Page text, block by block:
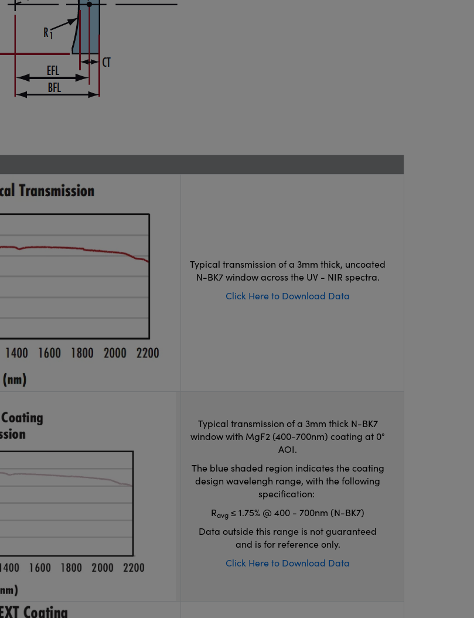
Typical transmission of a 3mm thick, uncoated
N-BK7 window across the UV - NIR spectra.
Click Here to Download Data
Typical transmission of a 3mm thick N-BK7
window with MgF2 (400-700nm) coating at 0°
AOI.
The blue shaded region indicates the coating
design wavelengh range, with the following
specification:
Ravg ≤ 1.75% @ 400 - 700nm (N-BK7)
Data outside this range is not guaranteed
and is for reference only.
Click Here to Download Data